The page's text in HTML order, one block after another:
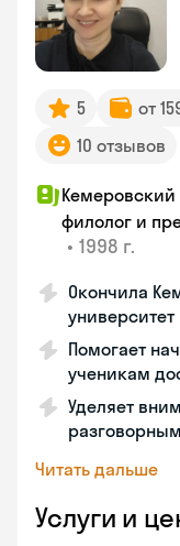
5 от
10 отзывов
Кемеровский
филолог и
• 1998 г.
Окончила
университет
Помогает
ученикам
Уделяет
Читать дальше
Услуги и